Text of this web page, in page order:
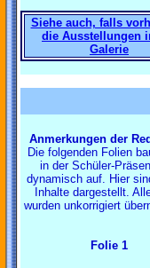
Siehe auch, falls
die Ausstellungen
Galerie
Anmerkungen der
Die folgenden Folien
in der Schüler-
dynamisch auf. Hier
Inhalte dargestellt.
wurden unkorrigiert
Folie 1